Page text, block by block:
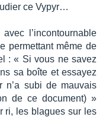
ce Vypyr…
l’in­con­tour­nable
permet­tant même de
: « Si vous ne savez
sa boîte et essayez
n’a subi de mauvais
de ce docu­ment) »
ri, les blagues sur les